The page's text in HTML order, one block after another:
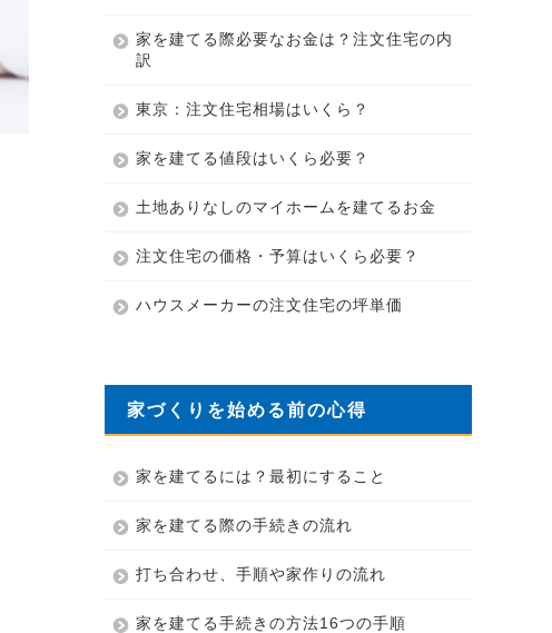
家を建てる際必要なお金は？注文住宅の内
訳
東京：注文住宅相場はいくら？
家を建てる値段はいくら必要？
土地ありなしのマイホームを建てるお金
注文住宅の価格・予算はいくら必要？
ハウスメーカーの注文住宅の坪単価
家づくりを始める前の心得
家を建てるには？最初にすること
家を建てる際の手続きの流れ
打ち合わせ、手順や家作りの流れ
家を建てる手続きの方法16つの手順